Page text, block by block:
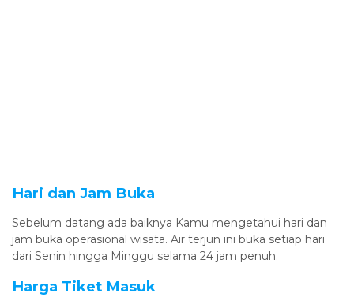
Hari dan Jam Buka
Sebelum datang ada baiknya Kamu mengetahui hari dan
jam buka operasional wisata. Air terjun ini buka setiap hari
dari Senin hingga Minggu selama 24 jam penuh.
Harga Tiket Masuk